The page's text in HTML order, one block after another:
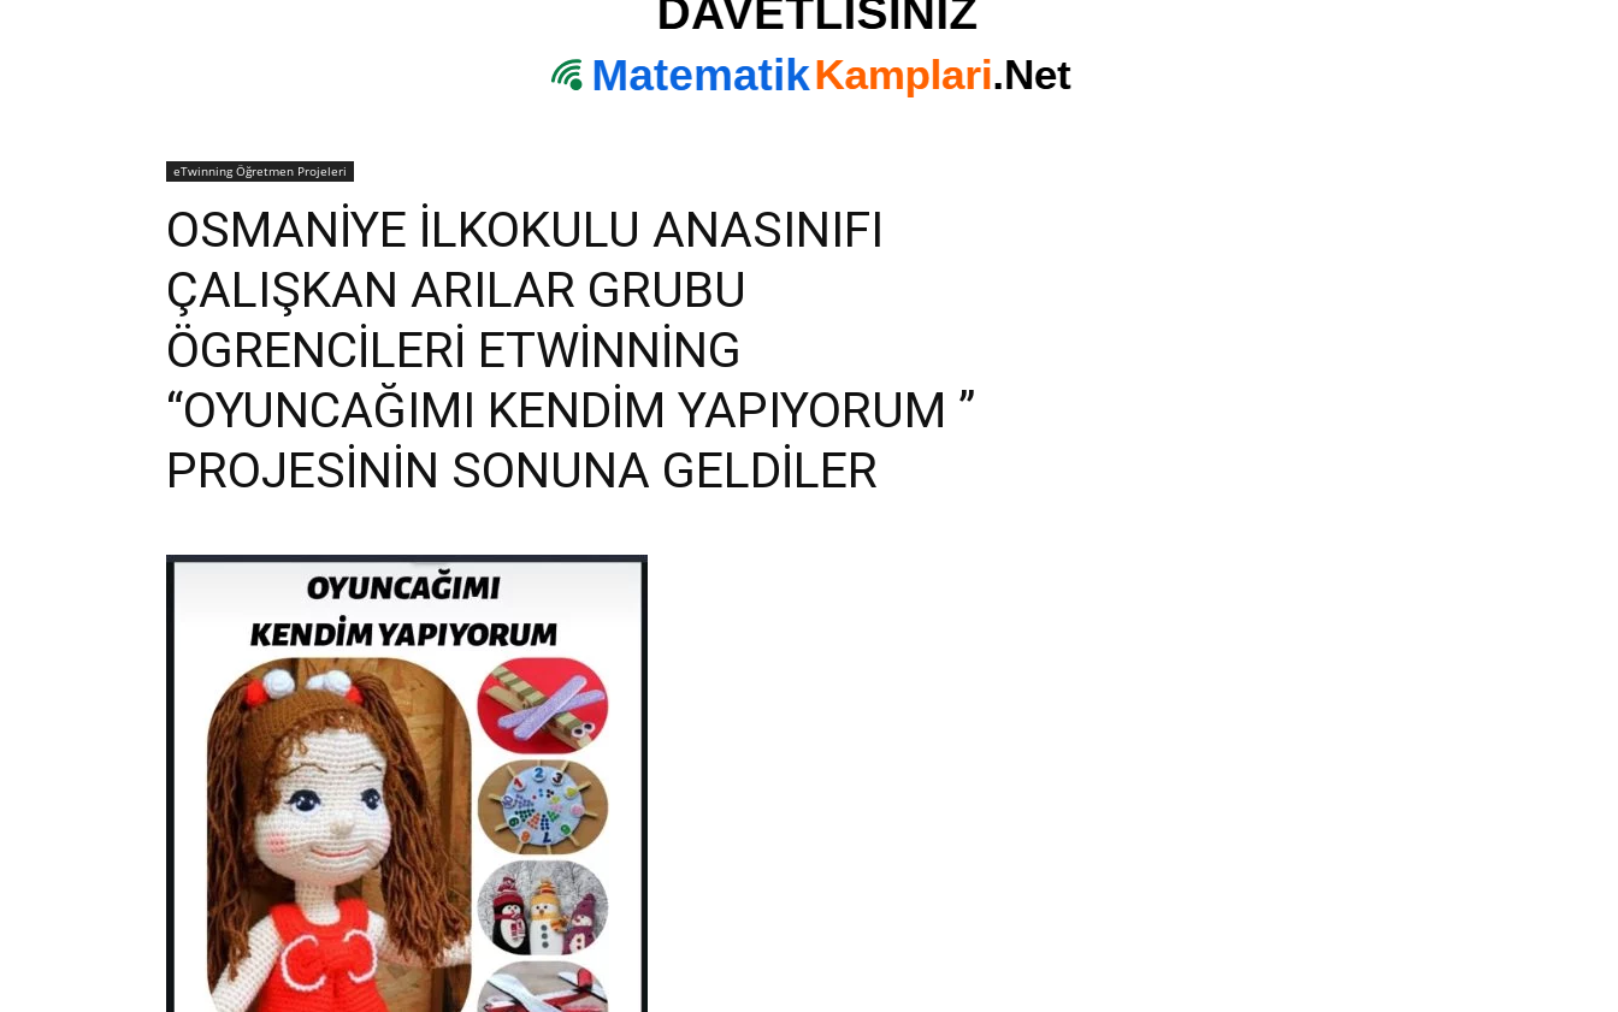
eTwinning Öğretmen Projeleri
OSMANİYE İLKOKULU ANASINIFI
ÇALIŞKAN ARILAR GRUBU
ÖGRENCİLERİ ETWİNNİNG
“OYUNCAĞIMI KENDİM YAPIYORUM ”
PROJESİNİN SONUNA GELDİLER